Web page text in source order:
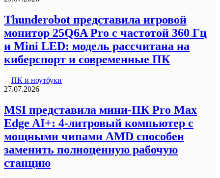
Thunderobot представила игровой
монитор 25Q6A Pro с частотой 360 Гц
и Mini LED: модель рассчитана на
киберспорт и современные ПК
ПК и ноутбуки
27.07.2026
MSI представила мини-ПК Pro Max
Edge AI+: 4-литровый компьютер с
мощными чипами AMD способен
заменить полноценную рабочую
станцию